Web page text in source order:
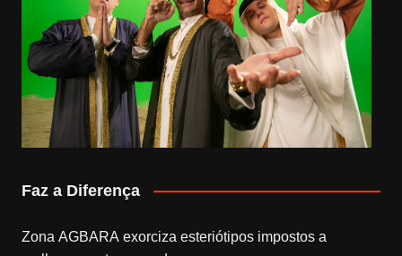
Faz a Diferença
Zona AGBARA exorciza esteriótipos impostos a